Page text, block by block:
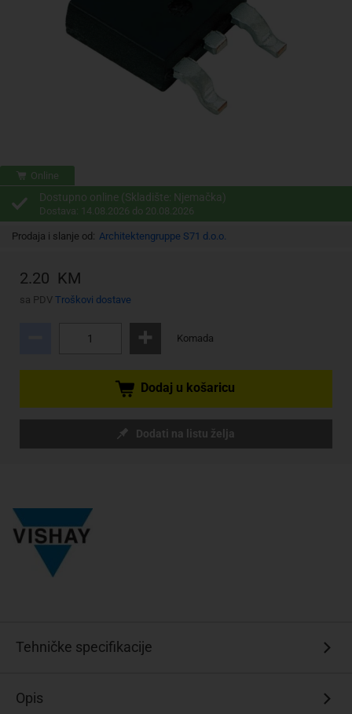
Online
Dostupno online (Skladište: Njemačka)
Dostava: 14.08.2026 do 20.08.2026
Prodaja i slanje od: Architektengruppe S71 d.o.o.
2.20 KM
sa PDV Troškovi dostave
Komada
Dodaj u košaricu
Dodati na listu želja
Tehničke specifikacije
Opis